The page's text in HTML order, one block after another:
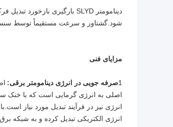
شود.گشتاور و سرعت مستقیماً توسط
مزایای فنی
1صرفه جویی در انرژی دینامومتر برقی:
اصلی به انرژی گرمایی است که با خنک
انرژی نیز در فرآیند تبدیل مورد نیاز
انرژی الکتریکی تبدیل کرده و به شبکه